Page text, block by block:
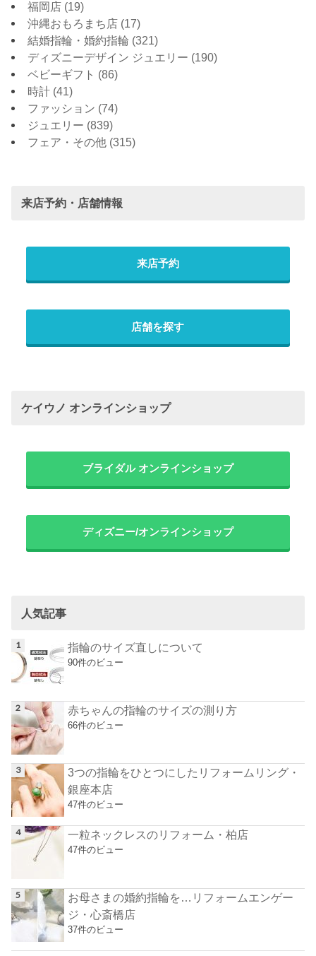
福岡店 (19)
沖縄おもろまち店 (17)
結婚指輪・婚約指輪 (321)
ディズニーデザイン ジュエリー (190)
ベビーギフト (86)
時計 (41)
ファッション (74)
ジュエリー (839)
フェア・その他 (315)
来店予約・店舗情報
来店予約
店舗を探す
ケイウノ オンラインショップ
ブライダル オンラインショップ
ディズニー/オンラインショップ
人気記事
指輪のサイズ直しについて
90件のビュー
赤ちゃんの指輪のサイズの測り方
66件のビュー
3つの指輪をひとつにしたリフォームリング・
銀座本店
47件のビュー
一粒ネックレスのリフォーム・柏店
47件のビュー
お母さまの婚約指輪を…リフォームエンゲー
ジ・心斎橋店
37件のビュー